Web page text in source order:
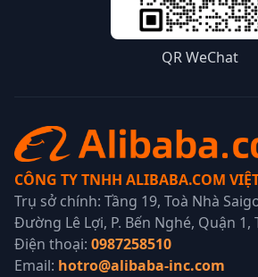
QR WeChat
CÔNG TY TNHH ALIBABA.COM
Trụ sở chính: Tầng 19, Toà Nhà
Đường Lê Lợi, P. Bến Nghé, Quận 1,
Điện thoại: 0987258510
Email: hotro@alibaba-inc.com